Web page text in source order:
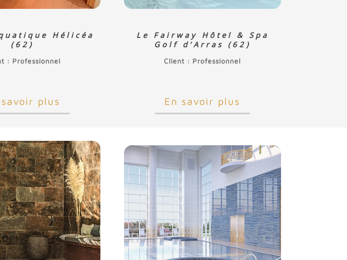
Hélicéa
(62)
: Professionnel
savoir plus
Le Fairway Hôtel & Spa
Golf d’Arras (62)
Client : Professionnel
En savoir plus